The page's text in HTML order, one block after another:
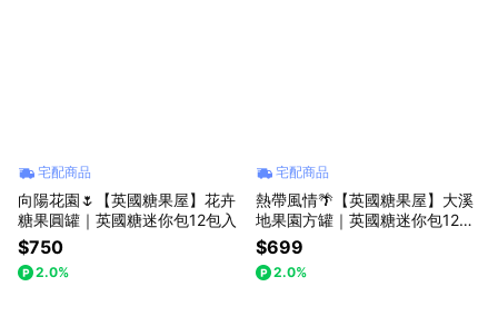
宅配商品
向陽花園🌷【英國糖果屋】花卉
糖果圓罐｜英國糖迷你包12包入
$750
2.0%
宅配商品
熱帶風情🌴【英國糖果屋】大溪
地果園方罐｜英國糖迷你包12包
入
$699
2.0%